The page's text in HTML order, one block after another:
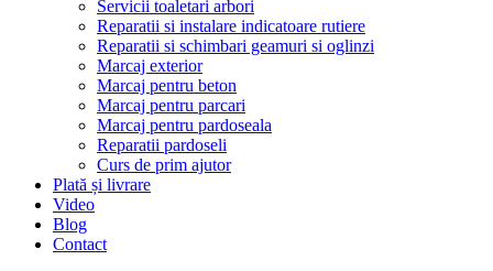
Servicii toaletari arbori
Reparatii si instalare indicatoare rutiere
Reparatii si schimbari geamuri si oglinzi
Marcaj exterior
Marcaj pentru beton
Marcaj pentru parcari
Marcaj pentru pardoseala
Reparatii pardoseli
Curs de prim ajutor
Plată și livrare
Video
Blog
Contact